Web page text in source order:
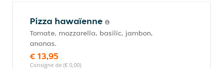
Pizza hawaïenne
Tomate, mozzarella, basilic, jambon,
ananas.
€ 13,95
Consigne de (€ 0,00)